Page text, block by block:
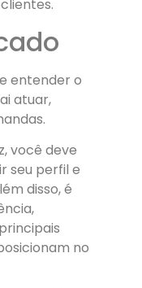
entender o
atuar,
você deve
seu perfil e
disso, é
no